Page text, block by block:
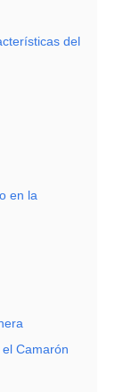
del
en la
Camarón